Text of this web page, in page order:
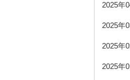
2025年
2025年
2025年
2025年